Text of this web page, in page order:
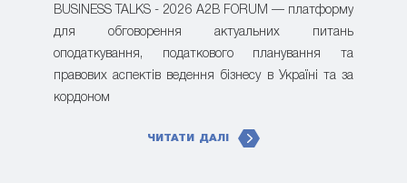
BUSINESS TALKS - 2026 A2B FORUM — платформу
для обговорення актуальних питань
оподаткування, податкового планування та
правових аспектів ведення бізнесу в Україні та за
кордоном
ЧИТАТИ ДАЛІ